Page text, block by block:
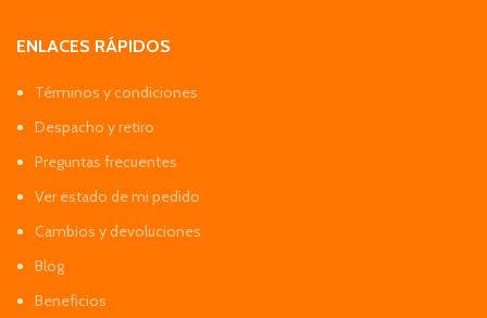
ENLACES RÁPIDOS
Términos y condiciones
Despacho y retiro
Preguntas frecuentes
Ver estado de mi pedido
Cambios y devoluciones
Blog
Beneficios